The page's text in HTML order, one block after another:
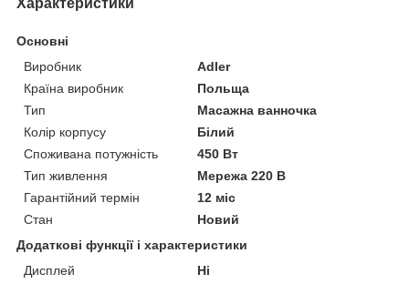
Основні
Виробник
Adler
Країна виробник
Польща
Тип
Масажна ванночка
Колір корпусу
Білий
Споживана потужність
450 Вт
Тип живлення
Мережа 220 В
Гарантійний термін
12 міс
Стан
Новий
Додаткові функції і характеристики
Дисплей
Ні